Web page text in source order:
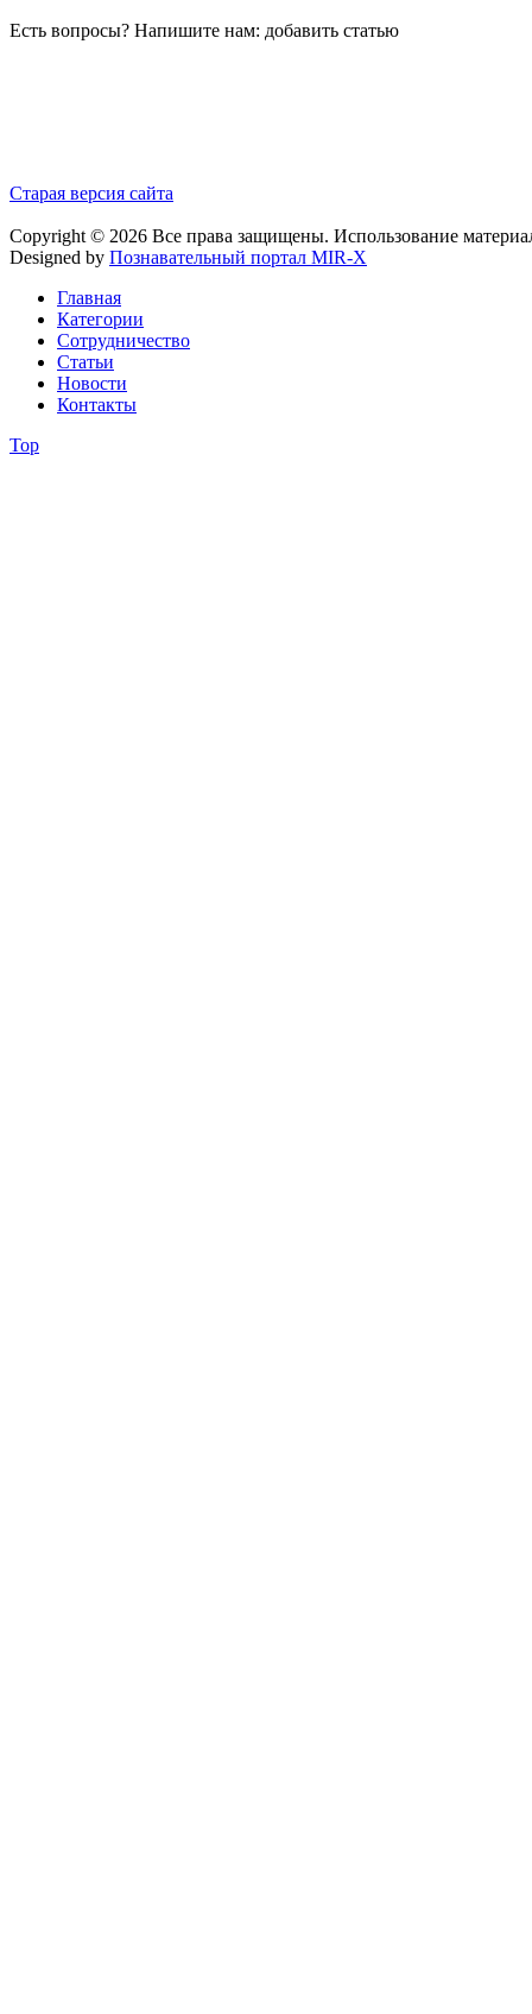
Есть вопросы? Напишите нам: добавить статью
Старая версия сайта
Copyright © 2026 Все права защищены. Использование
Designed by Познавательный портал MIR-X
Главная
Категории
Сотрудничество
Статьи
Новости
Контакты
Top